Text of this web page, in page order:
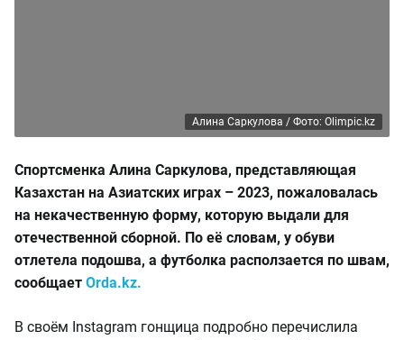
Алина Саркулова / Фото: Olimpic.kz
Спортсменка Алина Саркулова, представляющая
Казахстан на Азиатских играх – 2023, пожаловалась
на некачественную форму, которую выдали для
отечественной сборной. По её словам, у обуви
отлетела подошва, а футболка расползается по швам,
сообщает Orda.kz.
В своём Instagram гонщица подробно перечислила